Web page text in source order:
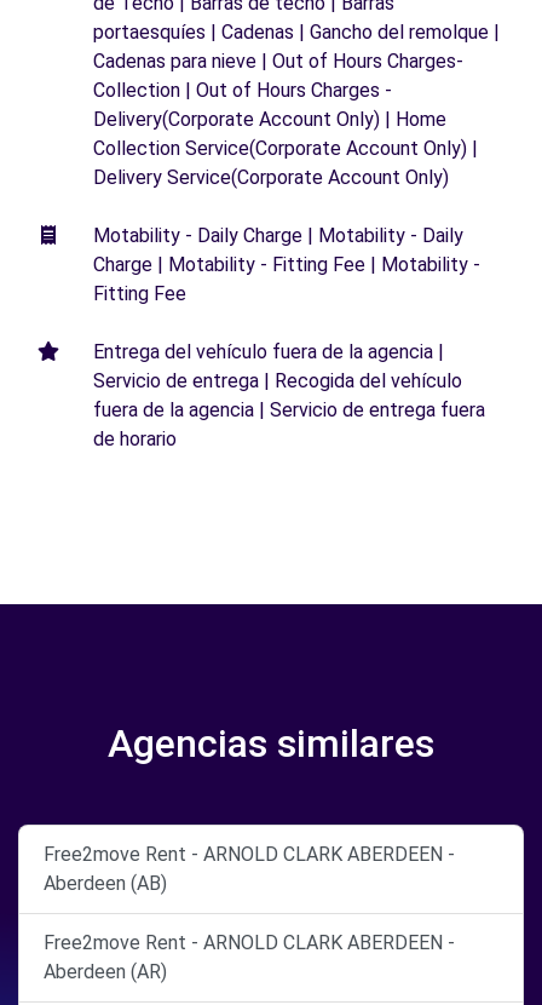
portaesquíes | Cadenas | Gancho del remolque |
Cadenas para nieve | Out of Hours Charges-
Collection | Out of Hours Charges -
Delivery(Corporate Account Only) | Home
Collection Service(Corporate Account Only) |
Delivery Service(Corporate Account Only)
Motability - Daily Charge | Motability - Daily
Charge | Motability - Fitting Fee | Motability -
Fitting Fee
Entrega del vehículo fuera de la agencia |
Servicio de entrega | Recogida del vehículo
fuera de la agencia | Servicio de entrega fuera
de horario
Agencias similares
Free2move Rent - ARNOLD CLARK ABERDEEN -
Aberdeen (AB)
Free2move Rent - ARNOLD CLARK ABERDEEN -
Aberdeen (AR)